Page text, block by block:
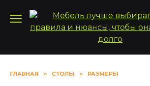
содержанию
ГЛАВНАЯ » СТОЛЫ » РАЗМЕРЫ